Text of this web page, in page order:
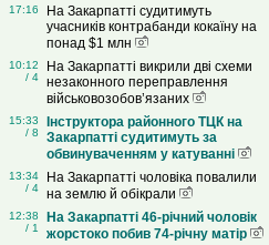
17:16
На Закарпатті судитимуть
учасників контрабанди кокаїну на
понад $1 млн
10:12
/ 4
На Закарпатті викрили дві схеми
незаконного переправлення
військовозобов’язаних
15:33
/ 8
Інструктора районного ТЦК на
Закарпатті судитимуть за
обвинуваченням у катуванні
13:34
/ 4
На Закарпатті чоловіка повалили
на землю й обікрали
12:38
/ 1
На Закарпатті 46-річний чоловік
жорстоко побив 74-річну матір